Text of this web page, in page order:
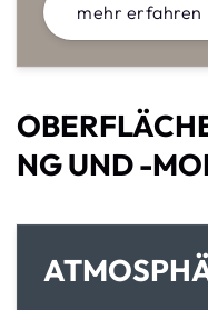
mehr erfahren
NG UND -